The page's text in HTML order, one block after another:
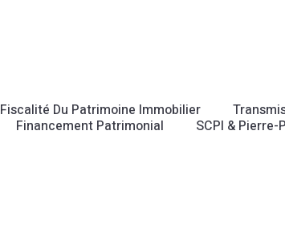
Fiscalité Du Patrimoine Immobilier
Financement Patrimonial
SCPI & Pierre-